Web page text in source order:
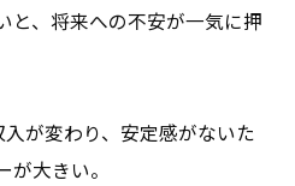
と、将来への不安が一気に押
が変わり、安定感がないた
大きい。